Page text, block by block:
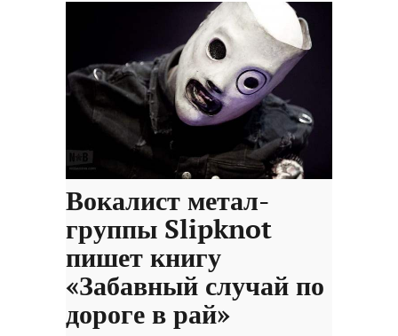
Вокалист метал-
группы Slipknot
пишет книгу
«Забавный случай по
дороге в рай»